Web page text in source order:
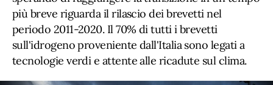
più breve riguarda il rilascio dei brevetti nel
periodo 2011-2020. Il 70% di tutti i brevetti
sull'idrogeno proveniente dall'Italia sono legati a
tecnologie verdi e attente alle ricadute sul clima.